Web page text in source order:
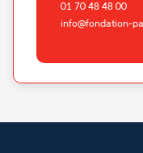
01 70 48 48 00
info@fondation-